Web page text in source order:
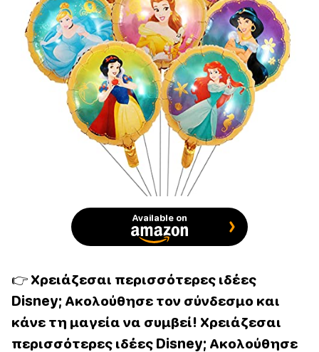
Available on
👉 Χρειάζεσαι περισσότερες ιδέες
Disney; Ακολούθησε τον σύνδεσμο και
κάνε τη μαγεία να συμβεί! Χρειάζεσαι
περισσότερες ιδέες Disney; Ακολούθησε